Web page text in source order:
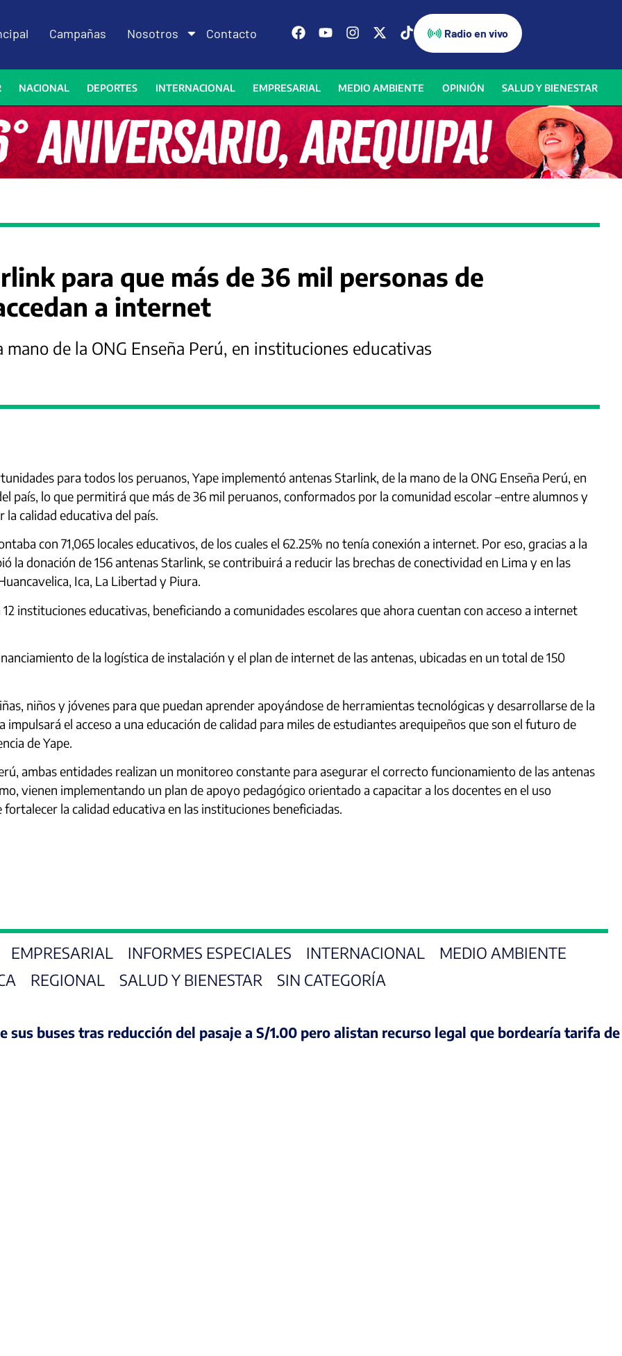
Campañas Nosotros Contacto Radio en vivo
NACIONAL DEPORTES INTERNACIONAL EMPRESARIAL MEDIO AMBIENTE OPINIÓN SALUD Y BIENESTAR
para que más de 36 mil personas de
a internet
de la ONG Enseña Perú, en instituciones educativas
para todos los peruanos, Yape implementó antenas Starlink, de la mano de la ONG Enseña Perú, en
país, lo que permitirá que más de 36 mil peruanos, conformados por la comunidad escolar –entre alumnos y
calidad educativa del país.
con 71,065 locales educativos, de los cuales el 62.25% no tenía conexión a internet. Por eso, gracias a la
la donación de 156 antenas Starlink, se contribuirá a reducir las brechas de conectividad en Lima y en las
Ica, La Libertad y Piura.
instituciones educativas, beneficiando a comunidades escolares que ahora cuentan con acceso a internet
de la logística de instalación y el plan de internet de las antenas, ubicadas en un total de 150
niños y jóvenes para que puedan aprender apoyándose de herramientas tecnológicas y desarrollarse de la
el acceso a una educación de calidad para miles de estudiantes arequipeños que son el futuro de
de Yape.
ambas entidades realizan un monitoreo constante para asegurar el correcto funcionamiento de las antenas
vienen implementando un plan de apoyo pedagógico orientado a capacitar a los docentes en el uso
la calidad educativa en las instituciones beneficiadas.
EMPRESARIAL INFORMES ESPECIALES INTERNACIONAL
MEDIO AMBIENTE
REGIONAL SALUD Y BIENESTAR SIN CATEGORÍA
sus buses tras reducción del pasaje a S/1.00 pero alistan recurso legal que bordearía tarifa